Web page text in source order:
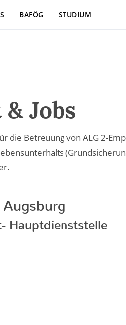
BAFÖG STUDIUM
Jobs
die Betreuung von ALG 2-
Augsburg
Hauptdienststelle